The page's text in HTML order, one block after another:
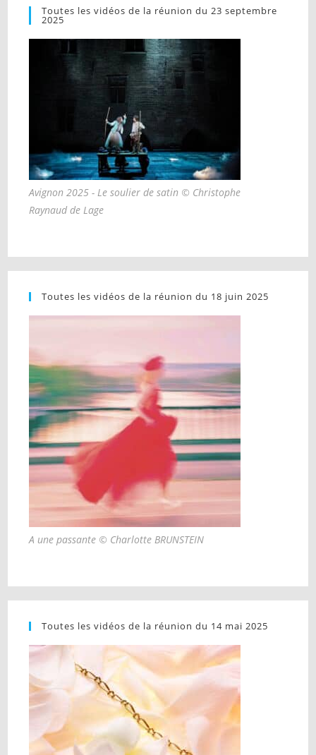
Toutes les vidéos de la réunion du 23 septembre
2025
Avignon 2025 - Le soulier de satin © Christophe
Raynaud de Lage
Toutes les vidéos de la réunion du 18 juin 2025
A une passante © Charlotte BRUNSTEIN
Toutes les vidéos de la réunion du 14 mai 2025